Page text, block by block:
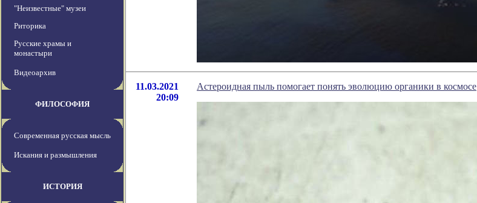
"Неизвестные" музеи
Риторика
Русские храмы и
монастыри
Видеоархив
ФИЛОСОФИЯ
Современная русская мысль
Искания и размышления
ИСТОРИЯ
11.03.2021
20:09
Астероидная пыль помогает понять эволюцию органики в космосе